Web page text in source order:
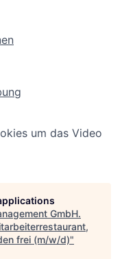
um das Video
GmbH.
frei (m/w/d)"